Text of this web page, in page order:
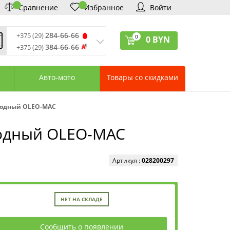
Сравнение Избранное Войти
+375 (29)284-66-66
+375 (29)384-66-66
10:00—18:00
(17) 388-66-33
«Удачник»
СЦ «Удачник»
0 0 BYN
Авто-мото Товары со скидками
OLEO-MAC
OLEO-MAC
Артикул :028200297
НЕТ НА СКЛАДЕ
Сообщить о появлении